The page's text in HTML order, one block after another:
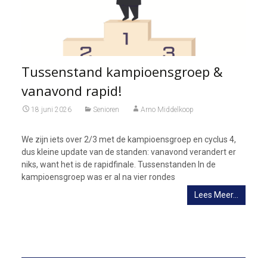
Tussenstand kampioensgroep &
vanavond rapid!
18 juni 2026 Senioren Arno Middelkoop
We zijn iets over 2/3 met de kampioensgroep en cyclus 4,
dus kleine update van de standen: vanavond verandert er
niks, want het is de rapidfinale. Tussenstanden In de
kampioensgroep was er al na vier rondes
Lees Meer…